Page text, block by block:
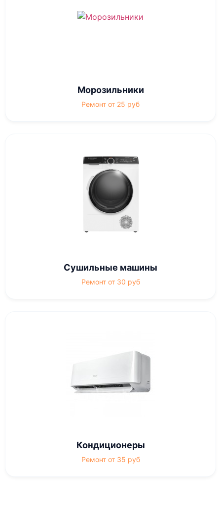
Морозильники
Ремонт от 25 руб
Сушильные машины
Ремонт от 30 руб
Кондиционеры
Ремонт от 35 руб